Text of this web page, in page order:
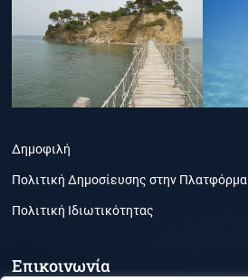
Δημοφιλή
Πολιτική Δημοσίευσης στην Πλατφόρμα
Πολιτική Ιδιωτικότητας
Επικοινωνία